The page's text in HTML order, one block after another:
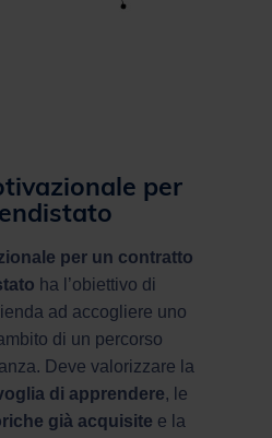
per
per un contratto
ha l’obiettivo di
ad accogliere uno
di un percorso
Deve valorizzare la
di apprendere, le
già acquisite e la